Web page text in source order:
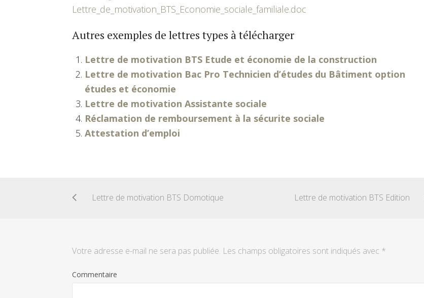
Lettre_de_motivation_BTS_Economie_sociale_familiale.doc
Autres exemples de lettres types à télécharger
Lettre de motivation BTS Etude et économie de la construction
Lettre de motivation Bac Pro Technicien d’études du Bâtiment option
études et économie
Lettre de motivation Assistante sociale
Réclamation de remboursement à la sécurite sociale
Attestation d’emploi
Lettre de motivation BTS Domotique Lettre de motivation BTS Edition
Votre adresse e-mail ne sera pas publiée. Les champs obligatoires sont indiqués avec *
Commentaire